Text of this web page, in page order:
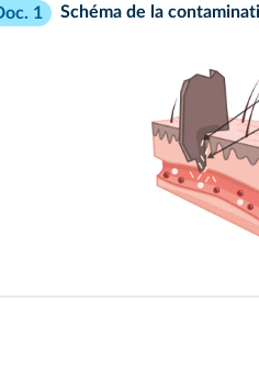
1 Schéma de la